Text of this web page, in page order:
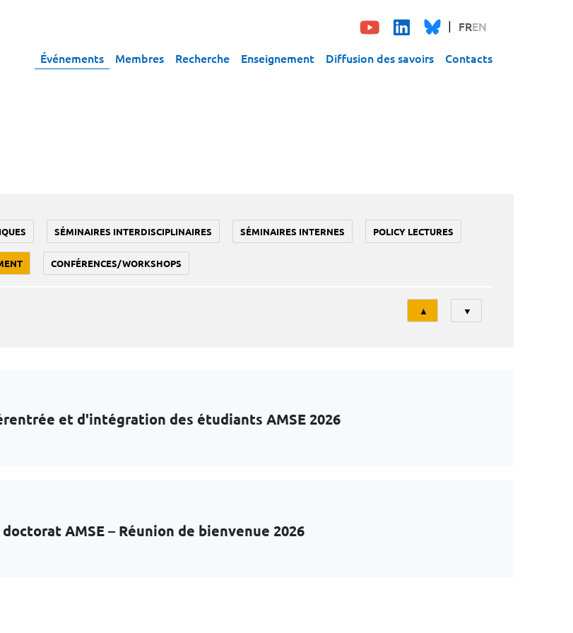
FREN
Événements Membres Recherche Enseignement Diffusion des savoirs Contacts
SÉMINAIRES INTERDISCIPLINAIRES SÉMINAIRES INTERNES POLICY LECTURES
CONFÉRENCES/WORKSHOPS
Tri
▲ ▼
et d'intégration des étudiants AMSE 2026
AMSE – Réunion de bienvenue 2026